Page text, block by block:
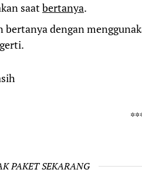
saatbertanya.
bertanya dengan
PAKET SEKARANG